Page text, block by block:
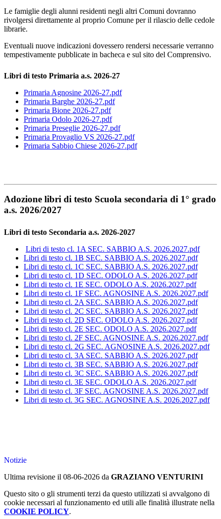
Le famiglie degli alunni residenti negli altri Comuni dovranno
rivolgersi direttamente al proprio Comune per il rilascio delle cedole
librarie.
Eventuali nuove indicazioni dovessero rendersi necessarie verranno
tempestivamente pubblicate in bacheca e sul sito del Comprensivo.
Libri di testo Primaria a.s. 2026-27
Primaria Agnosine 2026-27.pdf
Primaria Barghe 2026-27.pdf
Primaria Bione 2026-27.pdf
Primaria Odolo 2026-27.pdf
Primaria Preseglie 2026-27.pdf
Primaria Provaglio VS 2026-27.pdf
Primaria Sabbio Chiese 2026-27.pdf
Adozione libri di testo Scuola secondaria di 1° grado
a.s. 2026/2027
Libri di testo Secondaria a.s. 2026-2027
Libri di testo cl. 1A SEC. SABBIO A.S. 2026.2027.pdf
Libri di testo cl. 1B SEC. SABBIO A.S. 2026.2027.pdf
Libri di testo cl. 1C SEC. SABBIO A.S. 2026.2027.pdf
Libri di testo cl. 1D SEC. ODOLO A.S. 2026.2027.pdf
Libri di testo cl. 1E SEC. ODOLO A.S. 2026.2027.pdf
Libri di testo cl. 1F SEC. AGNOSINE A.S. 2026.2027.pdf
Libri di testo cl. 2A SEC. SABBIO A.S. 2026.2027.pdf
Libri di testo cl. 2C SEC. SABBIO A.S. 2026.2027.pdf
Libri di testo cl. 2D SEC. ODOLO A.S. 2026.2027.pdf
Libri di testo cl. 2E SEC. ODOLO A.S. 2026.2027.pdf
Libri di testo cl. 2F SEC. AGNOSINE A.S. 2026.2027.pdf
Libri di testo cl. 2G SEC. AGNOSINE A.S. 2026.2027.pdf
Libri di testo cl. 3A SEC. SABBIO A.S. 2026.2027.pdf
Libri di testo cl. 3B SEC. SABBIO A.S. 2026.2027.pdf
Libri di testo cl. 3C SEC. SABBIO A.S. 2026.2027.pdf
Libri di testo cl. 3E SEC. ODOLO A.S. 2026.2027.pdf
Libri di testo cl. 3F SEC. AGNOSINE A.S. 2026.2027.pdf
Libri di testo cl. 3G SEC. AGNOSINE A.S. 2026.2027.pdf
Notizie
Ultima revisione il 08-06-2026 da GRAZIANO VENTURINI
Questo sito o gli strumenti terzi da questo utilizzati si avvalgono di
cookie necessari al funzionamento ed utili alle finalità illustrate nella
COOKIE POLICY.